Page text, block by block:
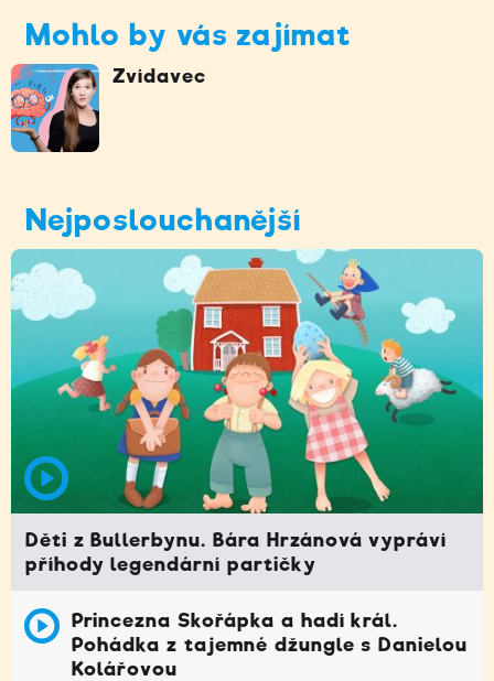
Mohlo by vás zajímat
Zvídavec
Nejposlouchanější
Děti z Bullerbynu. Bára Hrzánová vypráví
příhody legendární partičky
Princezna Skořápka a hadí král.
Pohádka z tajemné džungle s Danielou
Kolářovou